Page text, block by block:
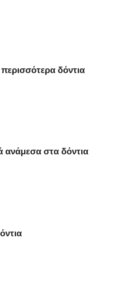
περισσότερα δόντια
ανάμεσα στα δόντια